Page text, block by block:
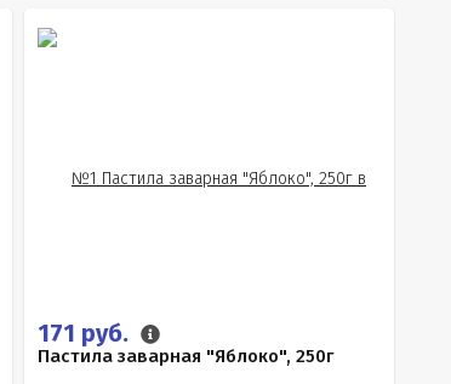
171 руб.
Пастила заварная "Яблоко", 250г